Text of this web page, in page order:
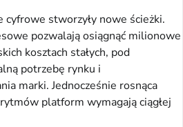
stworzyły nowe ścieżki.
pozwalają osiągnąć milionowe
kosztach stałych, pod
potrzebę rynku i
marki. Jednocześnie rosnąca
platform wymagają ciągłej